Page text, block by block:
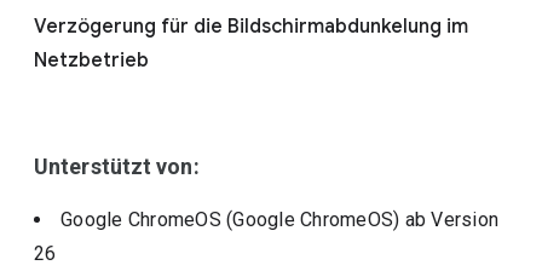
Einschließlich eingestellter Richtlinien
Verzögerung für die Bildschirmabdunkelung im
Netzbetrieb
Unterstützt von:
Google ChromeOS (Google ChromeOS) ab Version
26